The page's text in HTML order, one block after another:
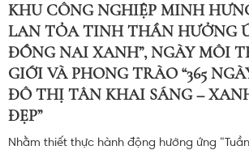
KHU CÔNG NGHIỆP MINH
LAN TỎA TINH THẦN HƯỞNG
ĐỒNG NAI XANH”, NGÀY MÔI
GIỚI VÀ PHONG TRÀO “365
ĐÔ THỊ TÂN KHAI SÁNG –
ĐẸP”
Nhằm thiết thực hành động hưởng ứng